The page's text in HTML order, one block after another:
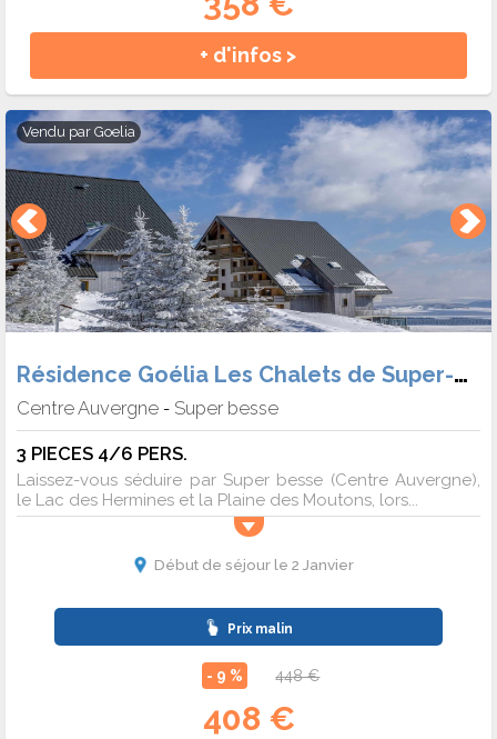
+ d'infos >
Vendu par Goelia
Résidence Goélia Les Chalets de Super-Besse
Centre Auvergne - Super besse
3 PIECES 4/6 PERS.
Laissez-vous séduire par Super besse (Centre Auvergne),
le Lac des Hermines et la Plaine des Moutons, lors...
Début de séjour le 2 Janvier
Prix malin
- 9 % 448 €
408 €